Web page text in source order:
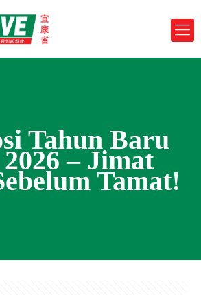
Tahun Baru
– Jimat
Tamat!